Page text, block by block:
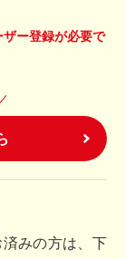
ー登録が必要で
みの方は、下